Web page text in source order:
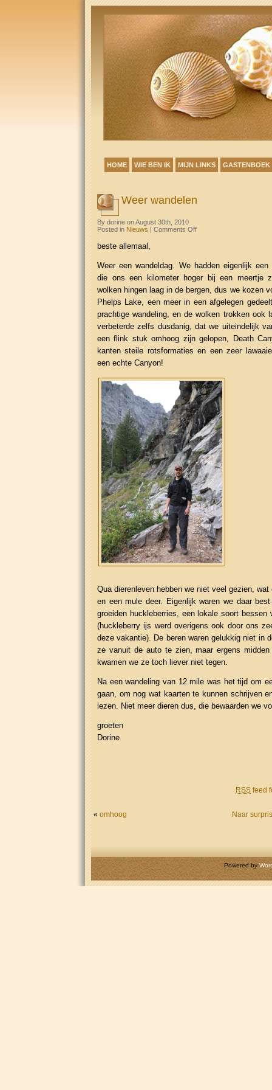
HOME WIE BEN IK MIJN LINKS GASTENBOEK
Weer wandelen
By dorine on August 30th, 2010
Posted in Nieuws | Comments Offon
beste allemaal,
Weer een wandeldag. We hadden eigenlijk een
die ons een kilometer hoger bij een meertje
wolken hingen laag in de bergen, dus we kozen
Phelps Lake, een meer in een afgelegen
prachtige wandeling, en de wolken trokken ook
verbeterde zelfs dusdanig, dat we uiteindelijk
een flink stuk omhoog zijn gelopen, Death
kanten steile rotsformaties en een zeer
een echte Canyon!
Qua dierenleven hebben we niet veel gezien,
en een mule deer. Eigenlijk waren we daar
groeiden huckleberries, een lokale soort bessen
(huckleberry ijs werd overigens ook door ons
deze vakantie). De beren waren gelukkig niet in
ze vanuit de auto te zien, maar ergens midden
kwamen we ze toch liever niet tegen.
Na een wandeling van 12 mile was het tijd om
gaan, om nog wat kaarten te kunnen schrijven
lezen. Niet meer dieren dus, die bewaarden we
groeten
Dorine
RSS feed
« omhoog Naar
Powered by